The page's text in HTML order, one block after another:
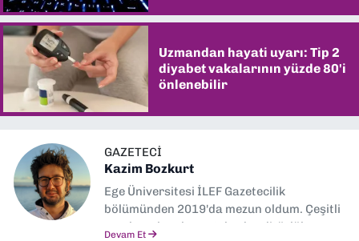
Uzmandan hayati uyarı: Tip 2
diyabet vakalarının yüzde 80'i
önlenebilir
GAZETECI
Kazim Bozkurt
Ege Üniversitesi İLEF Gazetecilik
bölümünden 2019'da mezun oldum. Çeşitli
yerel ve ulusal gazetelerde editörlük,
Devam Et